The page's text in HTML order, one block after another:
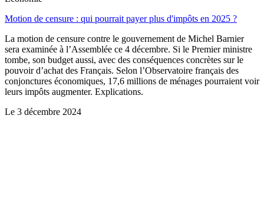
Motion de censure : qui pourrait payer plus d'impôts en 2025 ?
La motion de censure contre le gouvernement de Michel Barnier
sera examinée à l’Assemblée ce 4 décembre. Si le Premier ministre
tombe, son budget aussi, avec des conséquences concrètes sur le
pouvoir d’achat des Français. Selon l’Observatoire français des
conjonctures économiques, 17,6 millions de ménages pourraient voir
leurs impôts augmenter. Explications.
Le 3 décembre 2024